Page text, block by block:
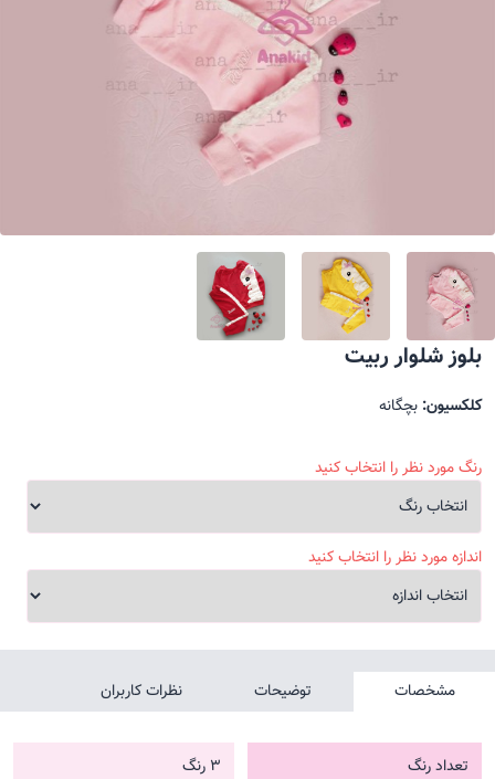
بلوز شلوار ربیت
کلکسیون: بچگانه
رنگ مورد نظر را انتخاب کنید
اندازه مورد نظر را انتخاب کنید
مشخصات توضیحات نظرات کاربران
تعداد رنگ 3 رنگ